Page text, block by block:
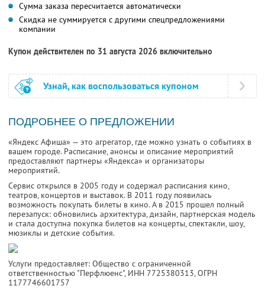
Сумма заказа пересчитается автоматически
Скидка не суммируется с другими спецпредложениями
компании
Купон действителен по 31 августа 2026 включительно
Узнай, как воспользоваться купоном
ПОДРОБНЕЕ О ПРЕДЛОЖЕНИИ
«Яндекс Афиша» — это агрегатор, где можно узнать о событиях в
вашем городе. Расписание, анонсы и описание мероприятий
предоставляют партнеры «Яндекса» и организаторы
мероприятий.
Сервис открылся в 2005 году и содержал расписания кино,
театров, концертов и выставок. В 2011 году появилась
возможность покупать билеты в кино. А в 2015 прошел полный
перезапуск: обновились архитектура, дизайн, партнерская модель
и стала доступна покупка билетов на концерты, спектакли, шоу,
мюзиклы и детские события.
Услуги предоставляет: Общество с ограниченной
ответственностью "Перфлюенс", ИНН 7725380313, ОГРН
1177746601757